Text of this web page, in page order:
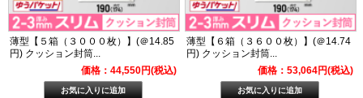
薄型【５箱（３０００枚）】(＠14.85
円) クッション封筒...
価格：44,550円(税込)
薄型【６箱（３６００枚）】(＠14.74
円) クッション封筒...
価格：53,064円(税込)